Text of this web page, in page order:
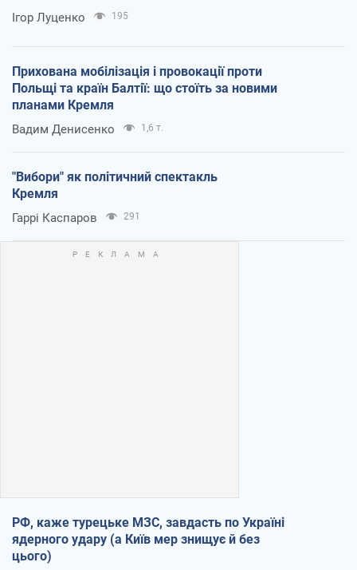
Ігор Луценко 195
Прихована мобілізація і провокації проти
Польщі та країн Балтії: що стоїть за новими
планами Кремля
Вадим Денисенко 1,6 т.
"Вибори" як політичний спектакль
Кремля
Гаррі Каспаров 291
РФ, каже турецьке МЗС, завдасть по Україні
ядерного удару (а Київ мер знищує й без
цього)